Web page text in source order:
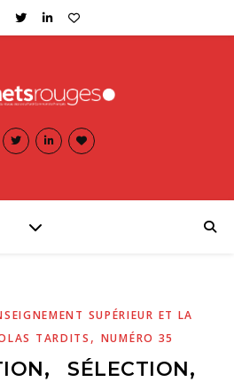
SUPÉRIEUR ET LA
TARDITS , NUMÉRO 35
SÉLECTION,